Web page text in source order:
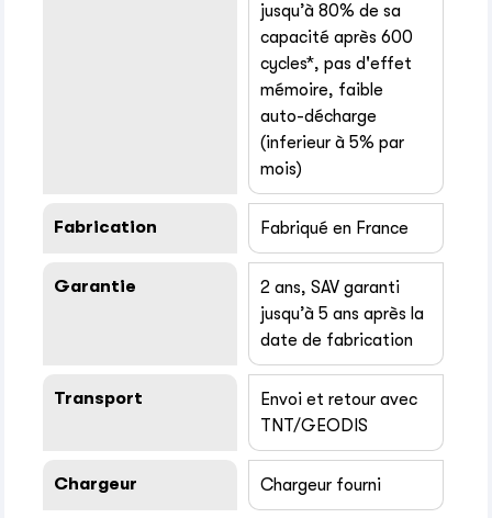
jusqu’à 80% de sa
capacité après 600
cycles*, pas d'effet
mémoire, faible
auto-décharge
(inferieur à 5% par
mois)
Fabrication Fabriqué en France
Garantie
2 ans, SAV garanti
jusqu’à 5 ans après la
date de fabrication
Transport
Envoi et retour avec
TNT/GEODIS
Chargeur Chargeur fourni